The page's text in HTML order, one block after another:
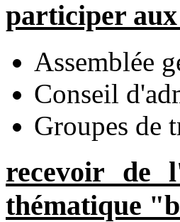
participer aux
Assemblée
Conseil
Groupes de
recevoir de
thématique